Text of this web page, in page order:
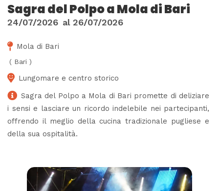
Sagra del Polpo a Mola di Bari
24/07/2026 al 26/07/2026
Mola di Bari
( Bari )
Lungomare e centro storico
Sagra del Polpo a Mola di Bari promette di deliziare
i sensi e lasciare un ricordo indelebile nei partecipanti,
offrendo il meglio della cucina tradizionale pugliese e
della sua ospitalità.